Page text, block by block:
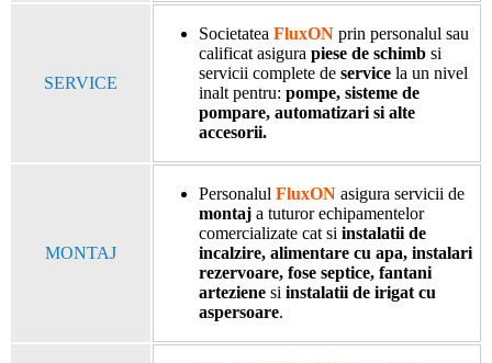
SERVICE
Societatea FluxON prin personalul sau
calificat asigura piese de schimb si
servicii complete de service la un nivel
inalt pentru: pompe, sisteme de
pompare, automatizari si alte
accesorii.
MONTAJ
Personalul FluxON asigura servicii de
montaj a tuturor echipamentelor
comercializate cat si instalatii de
incalzire, alimentare cu apa, instalari
rezervoare, fose septice, fantani
arteziene si instalatii de irigat cu
aspersoare.